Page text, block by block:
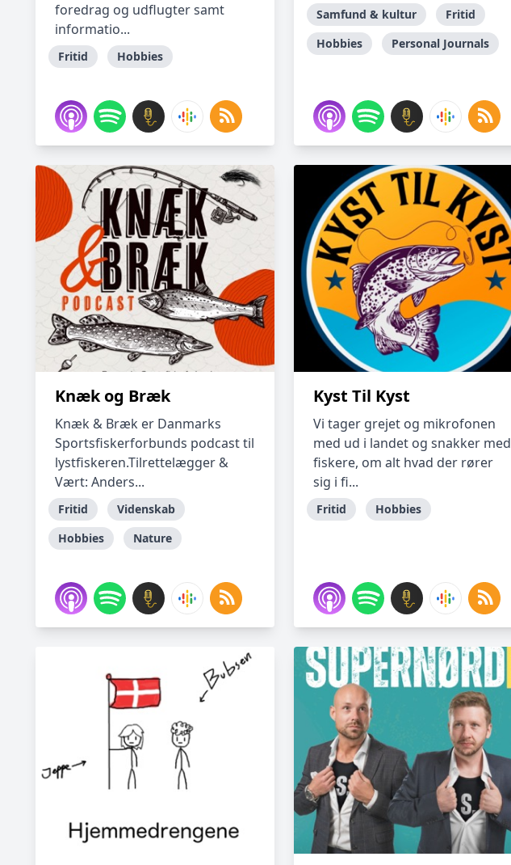
foredrag og udflugter samt
informatio...
Fritid Hobbies
Samfund & kultur
Fritid
Hobbies
Personal Journals
Knæk og Bræk
Knæk & Bræk er Danmarks
Sportsfiskerforbunds podcast til
lystfiskeren.Tilrettelægger &
Vært: Anders...
Fritid
Videnskab
Hobbies
Nature
Kyst Til Kyst
Vi tager grejet og mikrofonen
med ud i landet og snakker med
fiskere, om alt hvad der rører
sig i fi...
Fritid Hobbies